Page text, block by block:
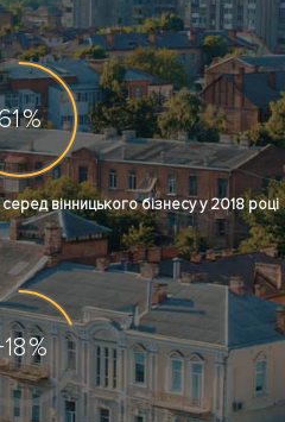
%
вінницького бізнесу у 2018 році
18%